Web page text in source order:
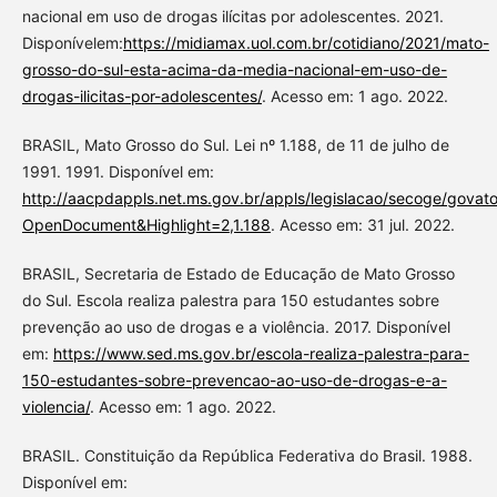
nacional em uso de drogas ilícitas por adolescentes. 2021.
Disponívelem:https://midiamax.uol.com.br/cotidiano/2021/mato-
grosso-do-sul-esta-acima-da-media-nacional-em-uso-de-
drogas-ilicitas-por-adolescentes/. Acesso em: 1 ago. 2022.
BRASIL, Mato Grosso do Sul. Lei nº 1.188, de 11 de julho de
1991. 1991. Disponível em:
http://aacpdappls.net.ms.gov.br/appls/legislacao/secoge/
OpenDocument&Highlight=2,1.188. Acesso em: 31 jul. 2022.
BRASIL, Secretaria de Estado de Educação de Mato Grosso
do Sul. Escola realiza palestra para 150 estudantes sobre
prevenção ao uso de drogas e a violência. 2017. Disponível
em: https://www.sed.ms.gov.br/escola-realiza-palestra-para-
150-estudantes-sobre-prevencao-ao-uso-de-drogas-e-a-
violencia/. Acesso em: 1 ago. 2022.
BRASIL. Constituição da República Federativa do Brasil. 1988.
Disponível em: